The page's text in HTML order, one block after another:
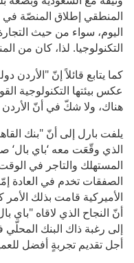
المنطقي إطلاق المنصّة في
اليوم، سواء من حيث
التكنولوجيا. لذا، كان من
كما يتابع قائلاً إنّ "الأردن
عكس بيئتها التكنولوجية
هناك، ولا شكّ في أنّ الأردن
يلفت بارل إلى أنّ "بنك
الذي وقّعَت معه ‘باي بال‘
المستهلك والتاجر في
الصفقات تخدم في العادة
الأميركية قامت بذلك
أنّ النجاح الذي لاقاه
إلى رغبة ذاك البنك المحلّي
أجل تقديم تجربةٍ أفضل